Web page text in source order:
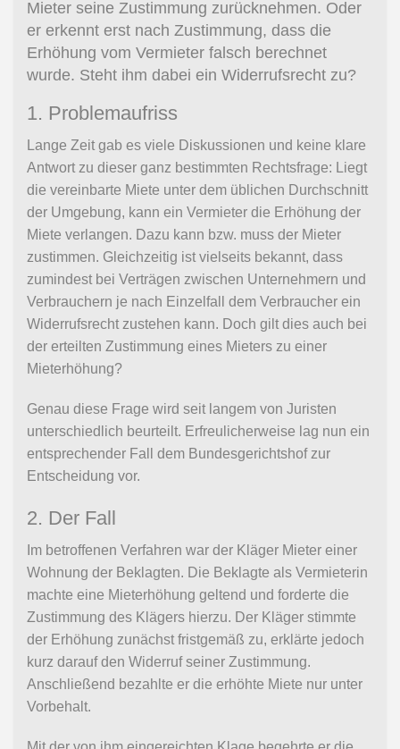
Mieter seine Zustimmung zurücknehmen. Oder
er erkennt erst nach Zustimmung, dass die
Erhöhung vom Vermieter falsch berechnet
wurde. Steht ihm dabei ein Widerrufsrecht zu?
1. Problemaufriss
Lange Zeit gab es viele Diskussionen und keine klare
Antwort zu dieser ganz bestimmten Rechtsfrage: Liegt
die vereinbarte Miete unter dem üblichen Durchschnitt
der Umgebung, kann ein Vermieter die Erhöhung der
Miete verlangen. Dazu kann bzw. muss der Mieter
zustimmen. Gleichzeitig ist vielseits bekannt, dass
zumindest bei Verträgen zwischen Unternehmern und
Verbrauchern je nach Einzelfall dem Verbraucher ein
Widerrufsrecht zustehen kann. Doch gilt dies auch bei
der erteilten Zustimmung eines Mieters zu einer
Mieterhöhung?
Genau diese Frage wird seit langem von Juristen
unterschiedlich beurteilt. Erfreulicherweise lag nun ein
entsprechender Fall dem Bundesgerichtshof zur
Entscheidung vor.
2. Der Fall
Im betroffenen Verfahren war der Kläger Mieter einer
Wohnung der Beklagten. Die Beklagte als Vermieterin
machte eine Mieterhöhung geltend und forderte die
Zustimmung des Klägers hierzu. Der Kläger stimmte
der Erhöhung zunächst fristgemäß zu, erklärte jedoch
kurz darauf den Widerruf seiner Zustimmung.
Anschließend bezahlte er die erhöhte Miete nur unter
Vorbehalt.